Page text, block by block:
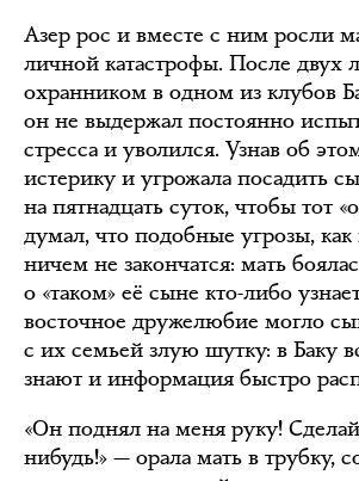
Азер рос и вместе с ним росли
личной катастрофы. После двух
охранником в одном из клубов
он не выдержал постоянно
стресса и уволился. Узнав об
истерику и угрожала посадить
на пятнадцать суток, чтобы тот
думал, что подобные угрозы,
ничем не закончатся: мать
о «таком» её сыне кто-либо
восточное дружелюбие могло
с их семьей злую шутку: в Баку
знают и информация быстро
«Он поднял на меня руку!
нибудь!» — орала мать в трубку,